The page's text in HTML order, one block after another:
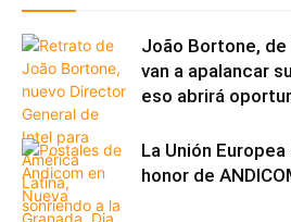
João Bortone, de
van a apalancar
eso abrirá
La Unión
honor de